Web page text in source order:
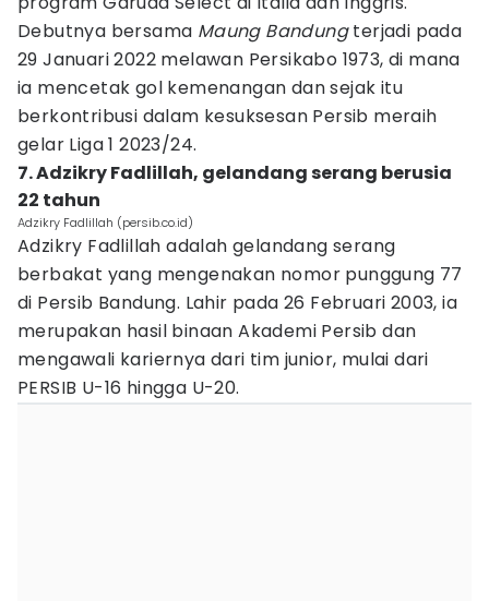
Debutnya bersama Maung Bandungterjadi pada
29 Januari 2022 melawan Persikabo 1973, di mana
ia mencetak gol kemenangan dan sejak itu
berkontribusi dalam kesuksesan Persib meraih
gelar Liga 1 2023/24.
7. Adzikry Fadlillah, gelandang serang berusia
22 tahun
Adzikry Fadlillah (persib.co.id)
Adzikry Fadlillah adalah gelandang serang
berbakat yang mengenakan nomor punggung 77
di Persib Bandung. Lahir pada 26 Februari 2003, ia
merupakan hasil binaan Akademi Persib dan
mengawali kariernya dari tim junior, mulai dari
PERSIB U-16 hingga U-20.